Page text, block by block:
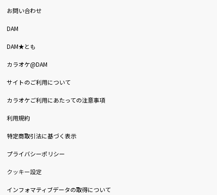
お問い合わせ
DAM
DAM★とも
カラオケ@DAM
サイトのご利用について
カラオケご利用にあたっての注意事項
利用規約
特定商取引法に基づく表示
プライバシーポリシー
クッキー設定
インフォマティブデータの取得について